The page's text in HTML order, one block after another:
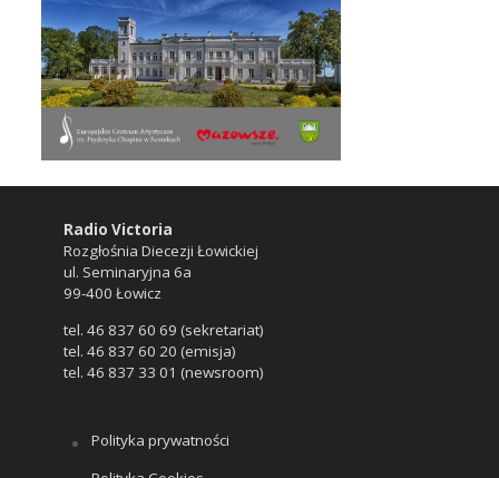
Radio Victoria
Rozgłośnia Diecezji Łowickiej
ul. Seminaryjna 6a
99-400 Łowicz
tel. 46 837 60 69 (sekretariat)
tel. 46 837 60 20 (emisja)
tel. 46 837 33 01 (newsroom)
Polityka prywatności